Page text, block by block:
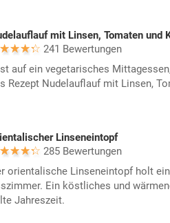
mit Linsen, Tomaten und
241 Bewertungen
auf ein vegetarisches
Rezept Nudelauflauf mit Linsen,
Linseneintopf
285 Bewertungen
orientalische Linseneintopf holt
Ein köstliches und
Jahreszeit.